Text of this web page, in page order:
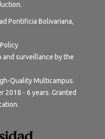
Pontificia Bolivariana,
surveillance by the
Quality Multicampus.
2018 - 6 years. Granted